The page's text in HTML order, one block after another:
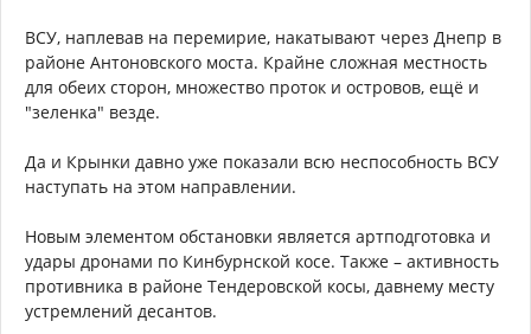
ВСУ, наплевав на перемирие, накатывают через Днепр в
районе Антоновского моста. Крайне сложная местность
для обеих сторон, множество проток и островов, ещё и
"зеленка" везде.
Да и Крынки давно уже показали всю неспособность ВСУ
наступать на этом направлении.
Новым элементом обстановки является артподготовка и
удары дронами по Кинбурнской косе. Также – активность
противника в районе Тендеровской косы, давнему месту
устремлений десантов.